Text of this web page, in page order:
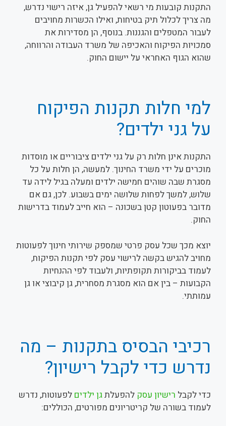
התקנות קובעות מי רשאי להפעיל גן, איזה רישוי נדרש,
מה צריך לכלול תיק בטיחות, ואילו הכשרות מחויבים
לעבור המטפלים והגננות. בנוסף, הן מסדירות את
סמכויות הפיקוח והאכיפה של משרד העבודה והרווחה,
שהוא הגוף האחראי על יישום החוק.
למי חלות תקנות הפיקוח
על גני ילדים?
התקנות אינן חלות רק על גני ילדים ציבוריים או מוסדות
מוכרים על ידי משרד החינוך. למעשה, הן חלות על כל
מסגרת שבה שוהים חמישה ילדים ומעלה בגיל לידה עד
שלוש, למשך לפחות שלושה ימים בשבוע. לכן, גם אם
מדובר בפעוטון קטן בשכונה – הוא חייב לעמוד בדרישות
החוק.
יוצא מכך שכל עסק פרטי שמספק שירותי חינוך לפעוטות
מחויב להגיש בקשה לרישוי עסק לפי תקנות הפיקוח,
לעמוד בביקורות תקופתיות, ולעבוד לפי ההנחיות
הקבועות – בין אם הוא מסגרת מסחרית, גן קיבוצי או גן
עמותתי.
רכיבי הבסיס בתקנות – מה
נדרש כדי לקבל רישיון?
כדי לקבל רישיון עסק להפעלתגן ילדים לפעוטות, נדרש
לעמוד בשורה של קריטריונים מפורטים, הכוללים: